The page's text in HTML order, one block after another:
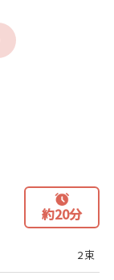
約20分
2束